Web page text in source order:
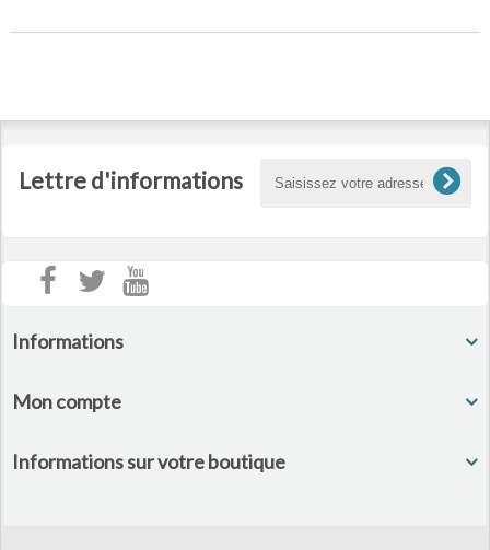
Lettre d'informations
Informations
Mon compte
Informations sur votre boutique